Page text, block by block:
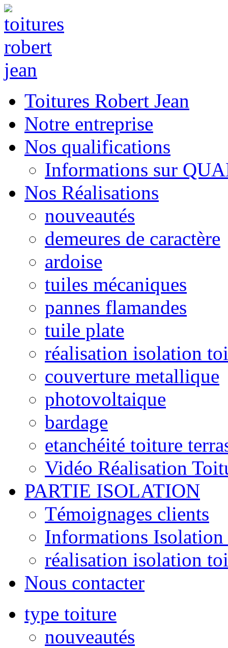
Toitures Robert Jean
Notre entreprise
Nos qualifications
Informations sur
Nos Réalisations
nouveautés
demeures de caractère
ardoise
tuiles mécaniques
pannes flamandes
tuile plate
réalisation isolation
couverture metallique
photovoltaique
bardage
etanchéité toiture
Vidéo Réalisation
PARTIE ISOLATION
Témoignages clients
Informations
réalisation isolation
Nous contacter
type toiture
nouveautés